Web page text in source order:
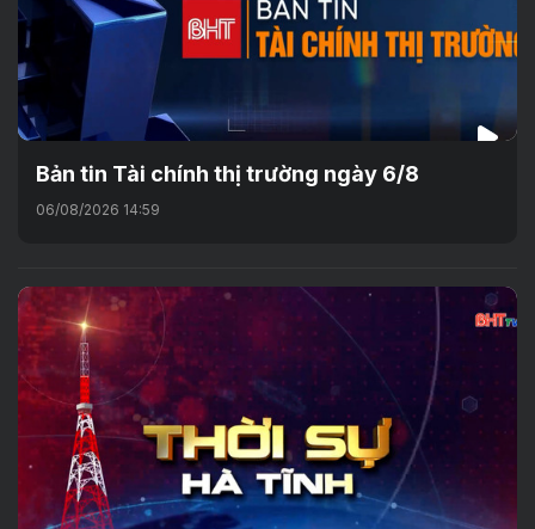
Bản tin Tài chính thị trường ngày 6/8
06/08/2026 14:59